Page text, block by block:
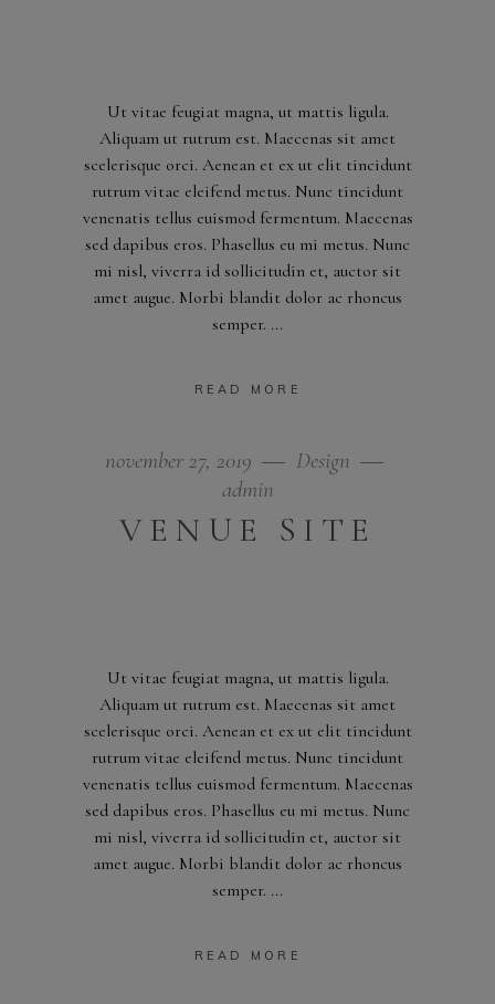
Ut vitae feugiat magna, ut mattis ligula.
Aliquam ut rutrum est. Maecenas sit amet
scelerisque orci. Aenean et ex ut elit tincidunt
rutrum vitae eleifend metus. Nunc tincidunt
venenatis tellus euismod fermentum. Maecenas
sed dapibus eros. Phasellus eu mi metus. Nunc
mi nisl, viverra id sollicitudin et, auctor sit
amet augue. Morbi blandit dolor ac rhoncus
semper.
READ MORE
november 27, 2019
Design
admin
VENUE SITE
Ut vitae feugiat magna, ut mattis ligula.
Aliquam ut rutrum est. Maecenas sit amet
scelerisque orci. Aenean et ex ut elit tincidunt
rutrum vitae eleifend metus. Nunc tincidunt
venenatis tellus euismod fermentum. Maecenas
sed dapibus eros. Phasellus eu mi metus. Nunc
mi nisl, viverra id sollicitudin et, auctor sit
amet augue. Morbi blandit dolor ac rhoncus
semper.
READ MORE